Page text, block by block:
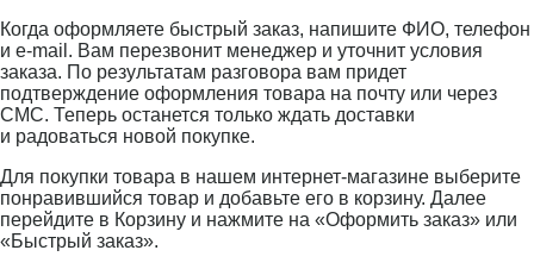
Когда оформляете быстрый заказ, напишите ФИО, телефон
и e-mail. Вам перезвонит менеджер и уточнит условия
заказа. По результатам разговора вам придет
подтверждение оформления товара на почту или через
СМС. Теперь останется только ждать доставки
и радоваться новой покупке.
Для покупки товара в нашем интернет-магазине выберите
понравившийся товар и добавьте его в корзину. Далее
перейдите в Корзину и нажмите на «Оформить заказ» или
«Быстрый заказ».